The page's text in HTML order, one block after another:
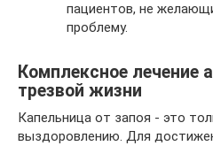
пациентов, не
проблему.
Комплексное лечение
трезвой жизни
Капельница от запоя - это
выздоровлению. Для